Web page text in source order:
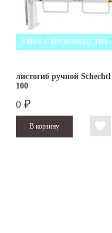
СНЯТ С ПРОИЗВОДСТВА
листогиб ручной
100
0 ₽